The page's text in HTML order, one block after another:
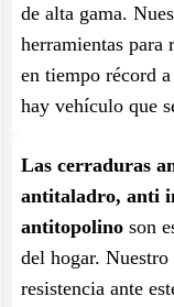
de alta gama.
herramientas para
en tiempo récord
hay vehículo que
Las cerraduras
antitaladro, anti
antitopolino son
del hogar.
resistencia ante